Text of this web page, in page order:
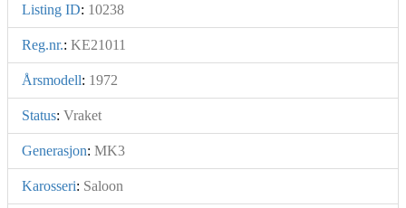
Listing ID: 10238
Reg.nr.: KE21011
Årsmodell: 1972
Status: Vraket
Generasjon: MK3
Karosseri: Saloon